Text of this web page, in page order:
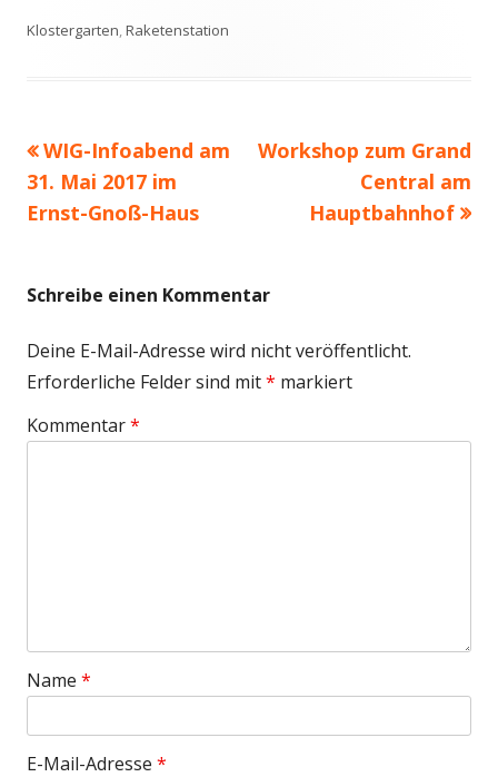
am
Klostergarten,Raketenstation
Beitragsnavigation
Vorheriger
Beitrag:
WIG-Infoabend am
31. Mai 2017 im
Ernst-Gnoß-Haus
Nächster
Workshop zum Grand
Central am
Hauptbahnhof
Schreibe einen Kommentar
Deine E-Mail-Adresse wird nicht veröffentlicht.
Erforderliche Felder sind mit* markiert
Kommentar*
Name *
E-Mail-Adresse *